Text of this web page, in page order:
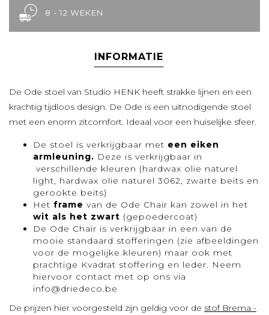
8 - 12 WEKEN
INFORMATIE
De Ode stoel van Studio HENK heeft strakke lijnen en een
krachtig tijdloos design. De Ode is een uitnodigende stoel
met een enorm zitcomfort. Ideaal voor een huiselijke sfeer.
De stoel is verkrijgbaar met een eiken
armleuning. Deze is verkrijgbaar in
verschillende kleuren (hardwax olie naturel
light, hardwax olie naturel 3062, zwarte beits en
gerookte beits)
Het frame van de Ode Chair kan zowel in het
wit als het zwart (gepoedercoat)
De Ode Chair is verkrijgbaar in een van de
mooie standaard stofferingen (zie afbeeldingen
voor de mogelijke kleuren) maar ook met
prachtige Kvadrat stoffering en leder. Neem
hiervoor contact met op ons via
info@driedeco.be
De prijzen hier voorgesteld zijn geldig voor de stof Brema -